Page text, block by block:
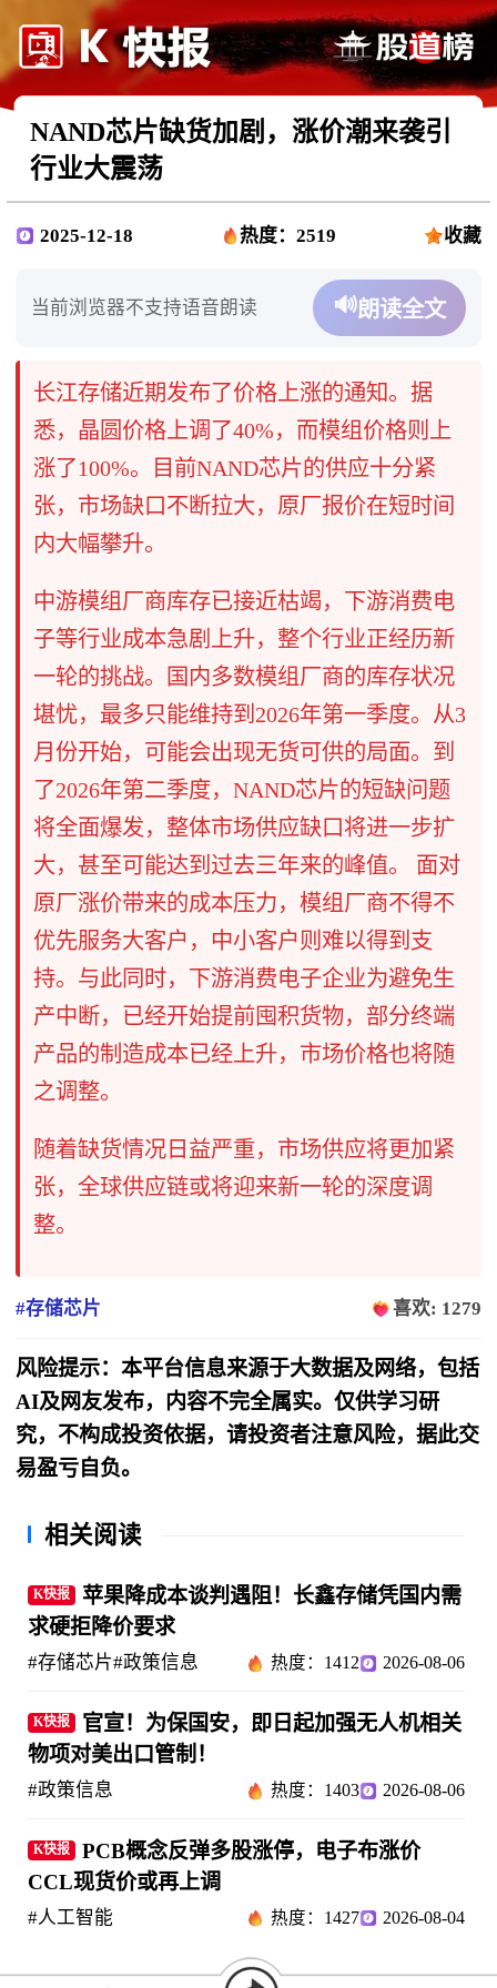
NAND芯片缺货加剧，涨价潮来袭引
行业大震荡
2025-12-18 热度：2519 收藏
当前浏览器不支持语音朗读 🔊朗读全文
长江存储近期发布了价格上涨的通知。据
悉，晶圆价格上调了40%，而模组价格则上
涨了100%。目前NAND芯片的供应十分紧
张，市场缺口不断拉大，原厂报价在短时间
内大幅攀升。
中游模组厂商库存已接近枯竭，下游消费电
子等行业成本急剧上升，整个行业正经历新
一轮的挑战。国内多数模组厂商的库存状况
堪忧，最多只能维持到2026年第一季度。从3
月份开始，可能会出现无货可供的局面。到
了2026年第二季度，NAND芯片的短缺问题
将全面爆发，整体市场供应缺口将进一步扩
大，甚至可能达到过去三年来的峰值。 面对
原厂涨价带来的成本压力，模组厂商不得不
优先服务大客户，中小客户则难以得到支
持。与此同时，下游消费电子企业为避免生
产中断，已经开始提前囤积货物，部分终端
产品的制造成本已经上升，市场价格也将随
之调整。
随着缺货情况日益严重，市场供应将更加紧
张，全球供应链或将迎来新一轮的深度调
整。
#存储芯片 喜欢: 1279
风险提示：本平台信息来源于大数据及网络，包括
AI及网友发布，内容不完全属实。仅供学习研
究，不构成投资依据，请投资者注意风险，据此交
易盈亏自负。
相关阅读
K快报
苹果降成本谈判遇阻！长鑫存储凭国内需
求硬拒降价要求
#存储芯片#政策信息 热度：1412 2026-08-06
K快报
官宣！为保国安，即日起加强无人机相关
物项对美出口管制！
#政策信息 热度：1403 2026-08-06
K快报
PCB概念反弹多股涨停，电子布涨价
CCL现货价或再上调
#人工智能 热度：1427 2026-08-04